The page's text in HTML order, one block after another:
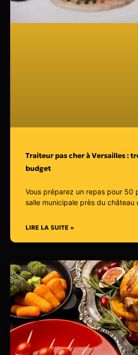
Traiteur pas cher à Versailles :
budget
Vous préparez un repas pour 50
salle municipale près du château
LIRE LA SUITE »